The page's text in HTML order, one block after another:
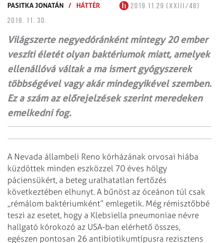
PASITKA JONATÁN / HÁTTÉR
2019.11.29 (XXIII/48)
2019. 11. 30.
Világszerte negyedóránként mintegy 20 ember
veszíti életét olyan baktériumok miatt, amelyek
ellenállóvá váltak a ma ismert gyógyszerek
többségével vagy akár mindegyikével szemben.
Ez a szám az előrejelzések szerint meredeken
emelkedni fog.
A Nevada állambeli Reno kórházának orvosai hiába
küzdöttek minden eszközzel 70 éves hölgy
páciensükért, a beteg uralhatatlan fertőzés
következtében elhunyt. A bűnöst az óceánon túl csak
„rémálom baktériumként” emlegetik. Még rémisztőbbé
teszi az esetet, hogy a Klebsiella pneumoniae névre
hallgató kórokozó az USA-ban elérhető összes,
egészen pontosan 26 antibiotikumtípusra rezisztens